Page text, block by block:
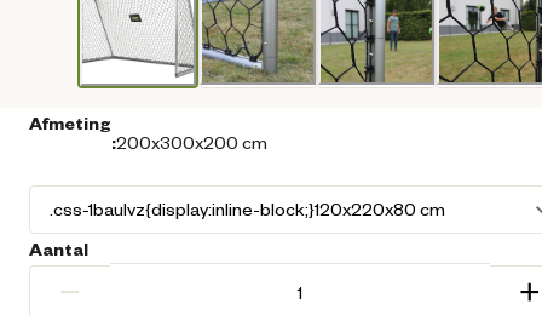
Afmeting
:200x300x200 cm
Aantal
− +